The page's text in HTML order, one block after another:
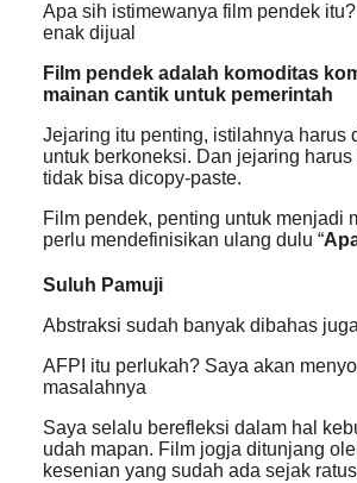
Apa sih istimewanya film pendek
enak dijual
Film pendek adalah komoditas
mainan cantik untuk pemerintah
Jejaring itu penting, istilahnya harus
untuk berkoneksi. Dan jejaring
tidak bisa dicopy-paste.
Film pendek, penting untuk menjadi
perlu mendefinisikan ulang dulu “
Suluh Pamuji
Abstraksi sudah banyak dibahas juga
AFPI itu perlukah? Saya akan
masalahnya
Saya selalu berefleksi dalam hal
udah mapan. Film jogja ditunjang
kesenian yang sudah ada sejak